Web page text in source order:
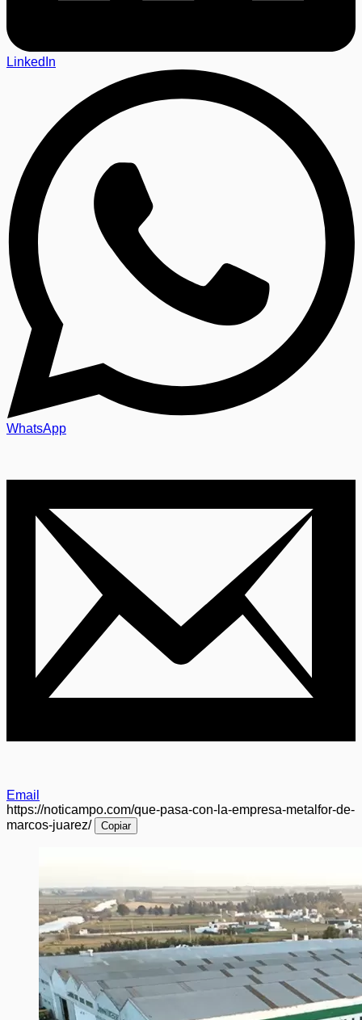
LinkedIn
WhatsApp
Email
https://noticampo.com/que-pasa-con-la-empresa-metalfor-de-
marcos-juarez/
Copiar